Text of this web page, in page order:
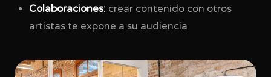
Colaboraciones: crear contenido con otros
artistas te expone a su audiencia